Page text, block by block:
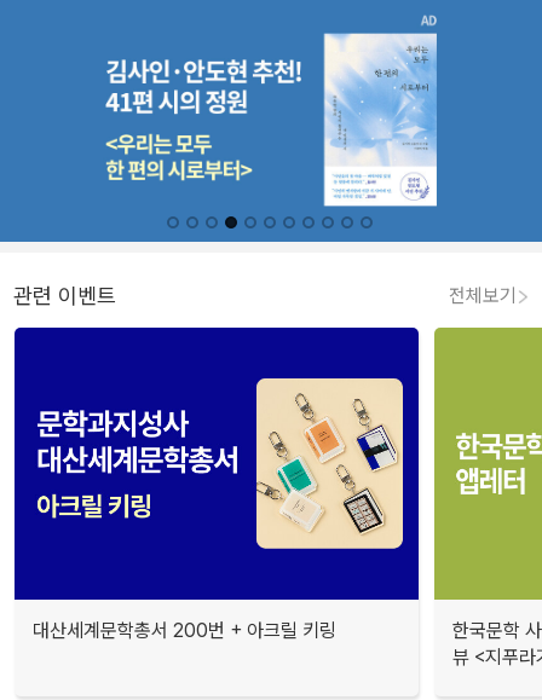
관련 이벤트 전체보기
대산세계문학총서 200번 + 아크릴 키링
한국문학
뷰 <지푸라